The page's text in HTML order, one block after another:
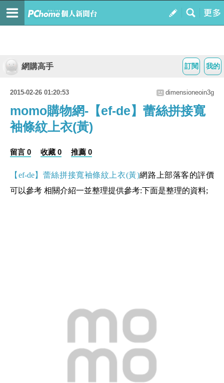
我的
訂閱
網購高手
2015-02-26 01:20:53 dimensioneoin3g
momo購物網-【ef-de】蕾絲拼接寬
袖條紋上衣(黃)
留言 0 收藏 0 推薦 0
【ef-de】蕾絲拼接寬袖條紋上衣(黃)網路上部落客的評價
可以參考 相關介紹一並整理提供參考:下面是整理的資料;